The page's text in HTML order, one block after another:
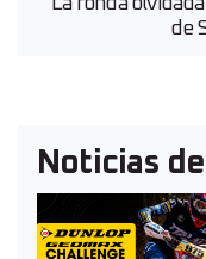
de
Noticias